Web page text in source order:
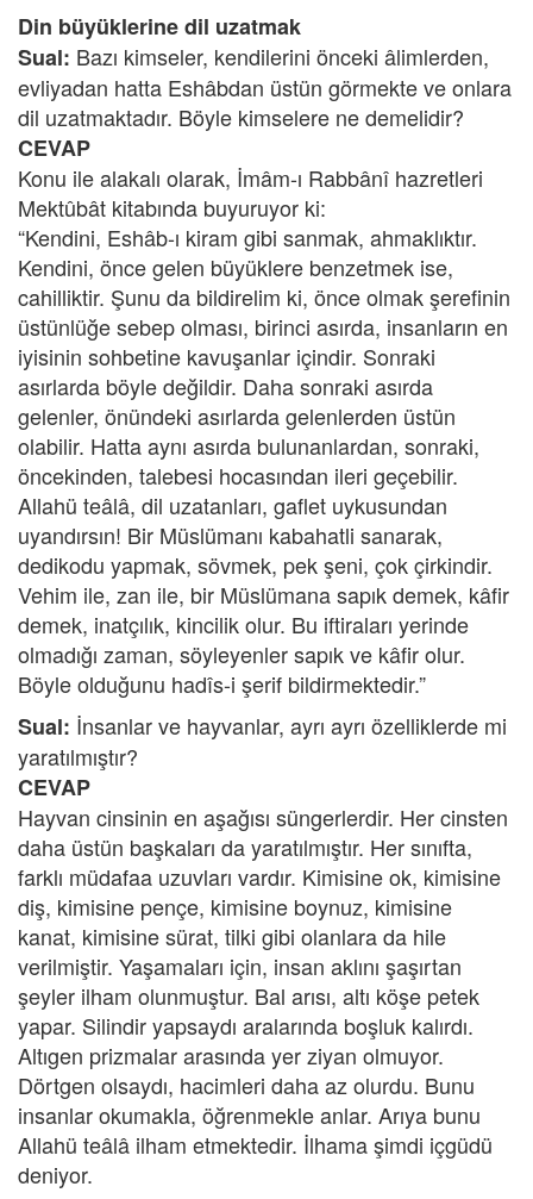
Din büyüklerine dil uzatmak
Sual: Bazı kimseler, kendilerini önceki âlimlerden,
evliyadan hatta Eshâbdan üstün görmekte ve onlara
dil uzatmaktadır. Böyle kimselere ne demelidir?
CEVAP
Konu ile alakalı olarak, İmâm-ı Rabbânî hazretleri
Mektûbât kitabında buyuruyor ki:
“Kendini, Eshâb-ı kiram gibi sanmak, ahmaklıktır.
Kendini, önce gelen büyüklere benzetmek ise,
cahilliktir. Şunu da bildirelim ki, önce olmak şerefinin
üstünlüğe sebep olması, birinci asırda, insanların en
iyisinin sohbetine kavuşanlar içindir. Sonraki
asırlarda böyle değildir. Daha sonraki asırda
gelenler, önündeki asırlarda gelenlerden üstün
olabilir. Hatta aynı asırda bulunanlardan, sonraki,
öncekinden, talebesi hocasından ileri geçebilir.
Allahü teâlâ, dil uzatanları, gaflet uykusundan
uyandırsın! Bir Müslümanı kabahatli sanarak,
dedikodu yapmak, sövmek, pek şeni, çok çirkindir.
Vehim ile, zan ile, bir Müslümana sapık demek, kâfir
demek, inatçılık, kincilik olur. Bu iftiraları yerinde
olmadığı zaman, söyleyenler sapık ve kâfir olur.
Böyle olduğunu hadîs-i şerif bildirmektedir.”
Sual: İnsanlar ve hayvanlar, ayrı ayrı özelliklerde mi
yaratılmıştır?
CEVAP
Hayvan cinsinin en aşağısı süngerlerdir. Her cinsten
daha üstün başkaları da yaratılmıştır. Her sınıfta,
farklı müdafaa uzuvları vardır. Kimisine ok, kimisine
diş, kimisine pençe, kimisine boynuz, kimisine
kanat, kimisine sürat, tilki gibi olanlara da hile
verilmiştir. Yaşamaları için, insan aklını şaşırtan
şeyler ilham olunmuştur. Bal arısı, altı köşe petek
yapar. Silindir yapsaydı aralarında boşluk kalırdı.
Altıgen prizmalar arasında yer ziyan olmuyor.
Dörtgen olsaydı, hacimleri daha az olurdu. Bunu
insanlar okumakla, öğrenmekle anlar. Arıya bunu
Allahü teâlâ ilham etmektedir. İlhama şimdi içgüdü
deniyor.